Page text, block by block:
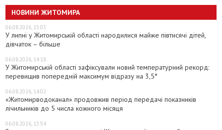
НОВИНИ ЖИТОМИРА
06.08.2026, 15:03
У липні у Житомирській області народилися майже півтисячі дітей,
дівчаток – більше
06.08.2026, 14:18
У Житомирській області зафіксували новий температурний рекорд:
перевищив попередній максимум відразу на 3,5°
06.08.2026, 14:02
«Житомирводоканал» продовжив період передачі показників
лічильників до 5 числа кожного місяця
06.08.2026, 13:54